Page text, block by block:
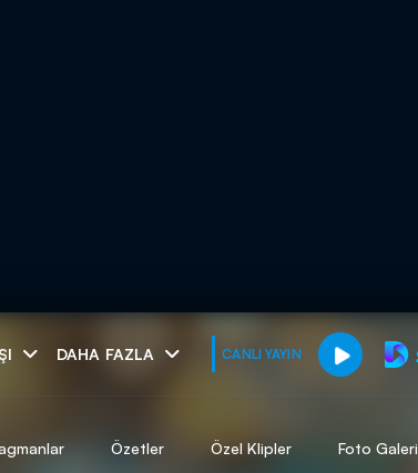
DAHA FAZLA CANLI YAYIN
muhteşem ikili
Özetler Özel Klipler Foto Galeri